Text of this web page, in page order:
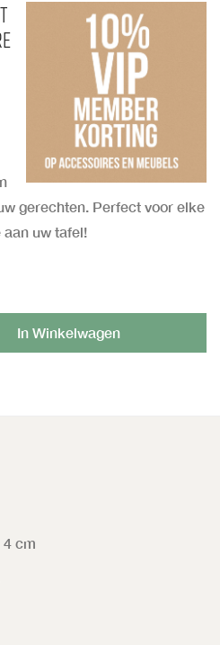
gerechten. Perfect voor elke
uw tafel!
In Winkelwagen
4 cm